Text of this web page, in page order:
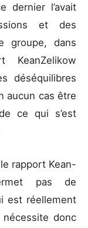
dernier l’avait
et des
groupe, dans
déséquilibres
aucun cas être
ce qui s’est
rapport Kean-
pas de
est réellement
donc